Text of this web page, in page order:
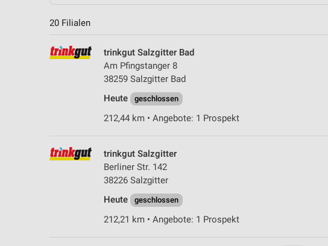
20 Filialen
trinkgut Salzgitter Bad
Am Pfingstanger 8
38259 Salzgitter Bad
Heute
geschlossen
212,44 km • Angebote: 1 Prospekt
trinkgut Salzgitter
Berliner Str. 142
38226 Salzgitter
Heute
geschlossen
212,21 km • Angebote: 1 Prospekt